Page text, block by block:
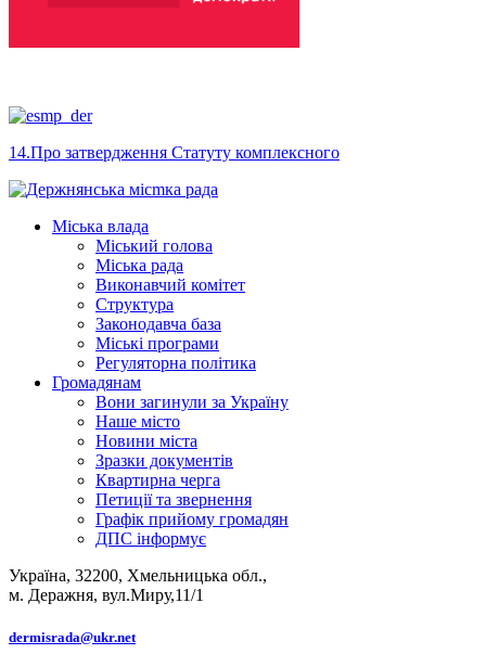
14.Про затвердження Статуту комплексного
Міська влада
Міський голова
Міська рада
Виконавчий комітет
Структура
Законодавча база
Міські програми
Регуляторна політика
Громадянам
Вони загинули за Україну
Наше місто
Новини міста
Зразки документів
Квартирна черга
Петиції та звернення
Графік прийому громадян
ДПС інформує
Україна, 32200, Хмельницька обл.,
м. Деражня, вул.Миру,11/1
dermisrada@ukr.net